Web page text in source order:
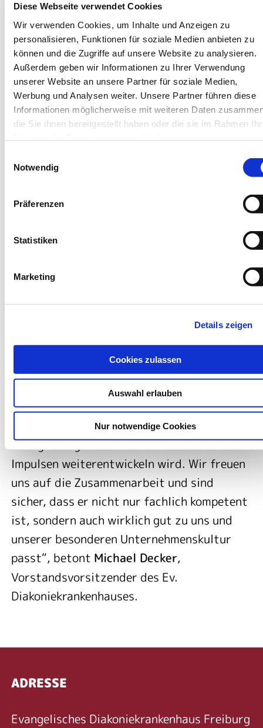
Diese Webseite verwendet Cookies
Wir verwenden Cookies, um Inhalte und Anzeigen zu
personalisieren, Funktionen für soziale Medien anbieten zu
können und die Zugriffe auf unsere Website zu analysieren.
Außerdem geben wir Informationen zu Ihrer Verwendung
unserer Website an unsere Partner für soziale Medien,
Werbung und Analysen weiter. Unsere Partner führen diese
Informationen möglicherweise mit weiteren Daten
die Sie ihnen bereitgestellt haben oder die sie im Rahmen
Notwendig
Präferenzen
Statistiken
Marketing
Details zeigen
Cookies zulassen
Auswahl erlauben
Nur notwendige Cookies
Abteilungsleiter der Klinik für Psychiatrie
und Psychotherapie an der Uniklinik Mainz.
Die beiden letzten Stationen waren die
Tätigkeit als Pflegedirektor am Klinikum
Hann. Münden und als Pflegedirektor des
Marienhaus Klinikums Eifel an den
Standorten Bitburg und Gerolstein.
Berufsbegleitend studierte er
Betriebswirtschaftslehre an der Hochschule
in einem wirklich gut aufgestellten
als Great Place To Work ausgezeichnet
gesundheitspolitischen Rahmenbedingungen
die Weichen für eine erfolgreiche Zukunft
stellen“, so
Feldt haben wir eine erfahrene
Führungskraft gewonnen, die den von Herrn
Jenny in den letzten Jahren außerordentlich
erfolgreich geführten Bereich mit neuen
Impulsen weiterentwickeln wird. Wir freuen
uns auf die Zusammenarbeit und sind
sicher, dass er nicht nur fachlich kompetent
ist, sondern auch wirklich gut zu uns und
unserer besonderen Unternehmenskultur
passt“, betont Michael Decker,
Vorstandsvorsitzender des Ev.
Diakoniekrankenhauses.
ADRESSE
Evangelisches Diakoniekrankenhaus Freiburg